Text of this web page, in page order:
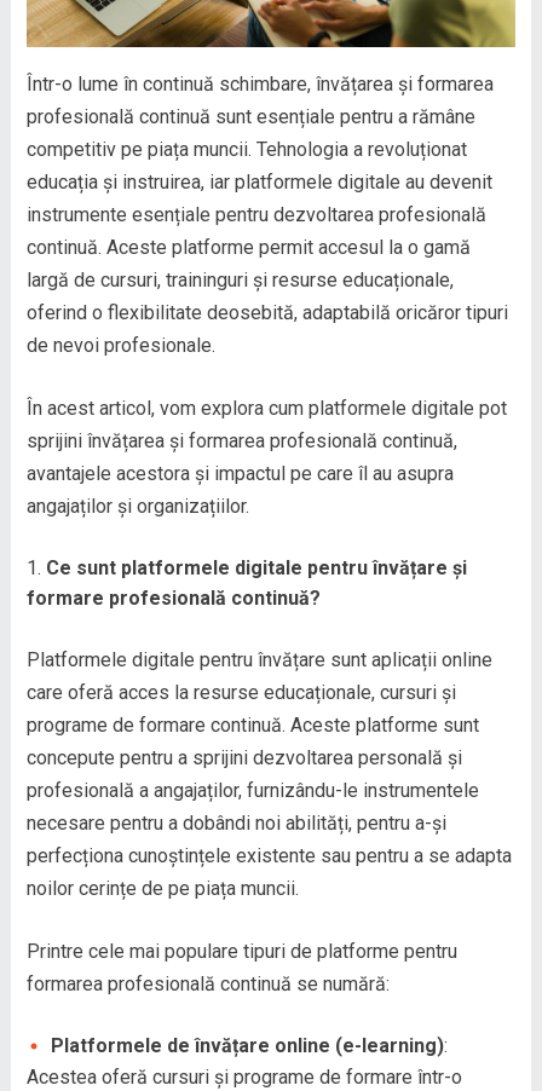
Într-o lume în continuă schimbare, învățarea și formarea
profesională continuă sunt esențiale pentru a rămâne
competitiv pe piața muncii. Tehnologia a revoluționat
educația și instruirea, iar platformele digitale au devenit
instrumente esențiale pentru dezvoltarea profesională
continuă. Aceste platforme permit accesul la o gamă
largă de cursuri, traininguri și resurse educaționale,
oferind o flexibilitate deosebită, adaptabilă oricăror tipuri
de nevoi profesionale.
În acest articol, vom explora cum platformele digitale pot
sprijini învățarea și formarea profesională continuă,
avantajele acestora și impactul pe care îl au asupra
angajaților și organizațiilor.
Ce sunt platformele digitale pentru învățare și
formare profesională continuă?
Platformele digitale pentru învățare sunt aplicații online
care oferă acces la resurse educaționale, cursuri și
programe de formare continuă. Aceste platforme sunt
concepute pentru a sprijini dezvoltarea personală și
profesională a angajaților, furnizându-le instrumentele
necesare pentru a dobândi noi abilități, pentru a-și
perfecționa cunoștințele existente sau pentru a se adapta
noilor cerințe de pe piața muncii.
Printre cele mai populare tipuri de platforme pentru
formarea profesională continuă se numără:
Platformele de învățare online (e-learning):
Acestea oferă cursuri și programe de formare într-o